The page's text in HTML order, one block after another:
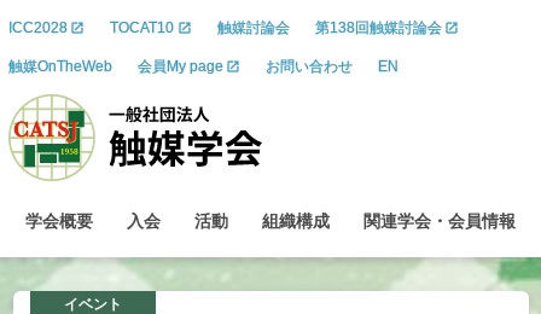
ICC2028 TOCAT10 触媒討論会 第138回触媒討論会
触媒OnTheWeb 会員My page お問い合わせ EN
学会概要 入会 活動 組織構成 関連学会 ・ 会員情報
イベント